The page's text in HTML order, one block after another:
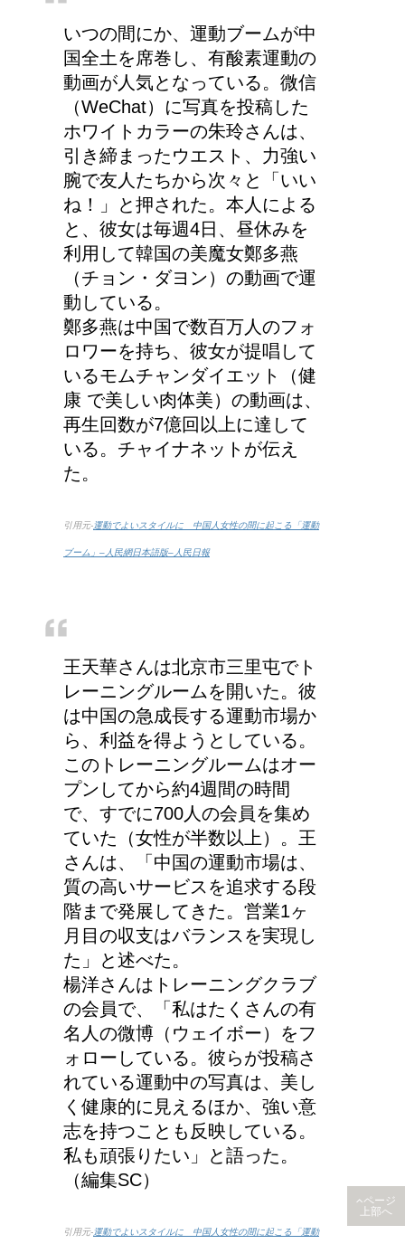
労災保険の請求で病院が
2か所の場合はどうなる
の？
高齢者の子宮からの出血
について
エビ水槽の掃除の仕方
！
顔にできた脂肪の粒は何
者？原因と対策
ス式の食事マナー
いつの間にか、運動ブームが中
国全土を席巻し、有酸素運動の
動画が人気となっている。微信
（WeChat）に写真を投稿した
ホワイトカラーの朱玲さんは、
引き締まったウエスト、力強い
腕で友人たちから次々と「いい
ね！」と押された。本人による
と、彼女は毎週4日、昼休みを
利用して韓国の美魔女鄭多燕
（チョン・ダヨン）の動画で運
動している。
鄭多燕は中国で数百万人のフォ
ロワーを持ち、彼女が提唱して
いるモムチャンダイエット（健
康 で美しい肉体美）の動画は、
再生回数が7億回以上に達して
いる。チャイナネットが伝え
た。
引用元-運動でよいスタイルに 中国人女性の間に起こる「運動
ブーム」–人民網日本語版–人民日報
王天華さんは北京市三里屯でト
レーニングルームを開いた。彼
は中国の急成長する運動市場か
ら、利益を得ようとしている。
このトレーニングルームはオー
プンしてから約4週間の時間
で、すでに700人の会員を集め
ていた（女性が半数以上）。王
さんは、「中国の運動市場は、
質の高いサービスを追求する段
階まで発展してきた。営業1ヶ
月目の収支はバランスを実現し
た」と述べた。
楊洋さんはトレーニングクラブ
の会員で、「私はたくさんの有
名人の微博（ウェイボー）をフ
ォローしている。彼らが投稿さ
れている運動中の写真は、美し
く健康的に見えるほか、強い意
志を持つことも反映している。
私も頑張りたい」と語った。
（編集SC）
引用元-運動でよいスタイルに 中国人女性の間に起こる「運動
ページ
上部へ